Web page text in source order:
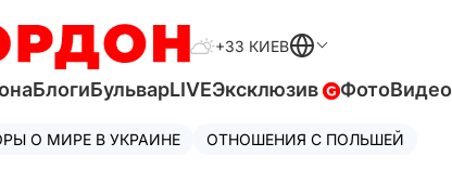
+33 КИЕВ
БлогиБульварLIVEЭксклюзив ФотоВидео
О МИРЕ В УКРАИНЕ ОТНОШЕНИЯ С ПОЛЬШЕЙ